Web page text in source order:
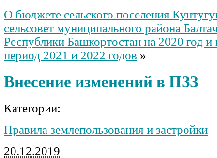
О бюджете сельского поселения
сельсовет муниципального района
Республики Башкортостан на 2020 год
период 2021 и 2022 годов »
Внесение изменений в ПЗЗ
Категории:
Правила землепользования и застройки
20.12.2019